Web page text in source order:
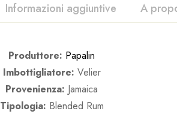
Informazioni aggiuntive A
Produttore: Papalin
Imbottigliatore: Velier
Provenienza: Jamaica
Tipologia: Blended Rum